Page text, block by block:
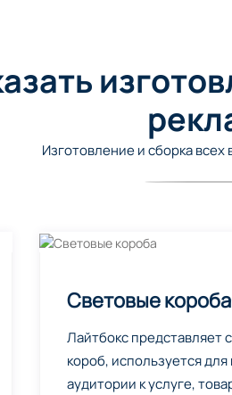
Изготовление и сборка
Световые короба
Лайтбокс представляет
короб, используется
аудитории к услуге,